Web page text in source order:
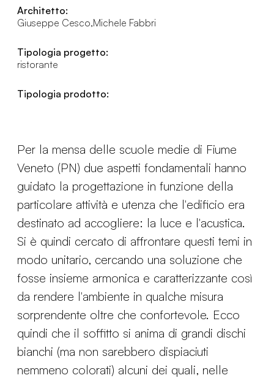
Architetto:
Giuseppe Cesco,Michele Fabbri
Tipologia progetto:
ristorante
Tipologia prodotto:
Per la mensa delle scuole medie di Fiume
Veneto (PN) due aspetti fondamentali hanno
guidato la progettazione in funzione della
particolare attività e utenza che l'edificio era
destinato ad accogliere: la luce e l'acustica.
Si è quindi cercato di affrontare questi temi in
modo unitario, cercando una soluzione che
fosse insieme armonica e caratterizzante così
da rendere l'ambiente in qualche misura
sorprendente oltre che confortevole. Ecco
quindi che il soffitto si anima di grandi dischi
bianchi (ma non sarebbero dispiaciuti
nemmeno colorati) alcuni dei quali, nelle